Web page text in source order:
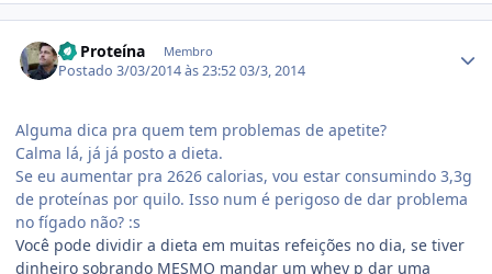
Zé Proteína Membro
Postado3/03/2014 às 23:5203/3, 2014
Alguma dica pra quem tem problemas de apetite?
Calma lá, já já posto a dieta.
Se eu aumentar pra 2626 calorias, vou estar consumindo 3,3g
de proteínas por quilo. Isso num é perigoso de dar problema
no fígado não? :s
Você pode dividir a dieta em muitas refeições no dia, se tiver
dinheiro sobrando MESMO mandar um whey p dar uma